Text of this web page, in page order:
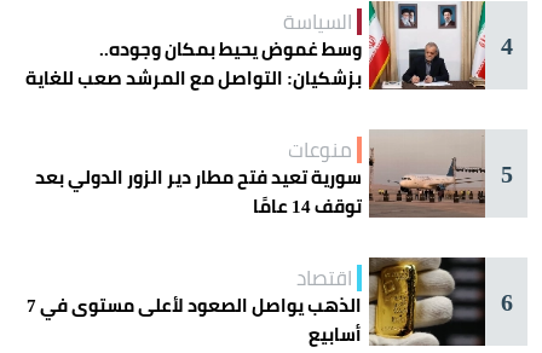
4
السياسة
وسط غموض يحيط بمكان وجوده..
بزشكيان: التواصل مع المرشد صعب للغاية
5
منوعات
سورية تعيد فتح مطار دير الزور الدولي بعد
توقف 14 عامًا
6
اقتصاد
الذهب يواصل الصعود لأعلى مستوى في 7
أسابيع